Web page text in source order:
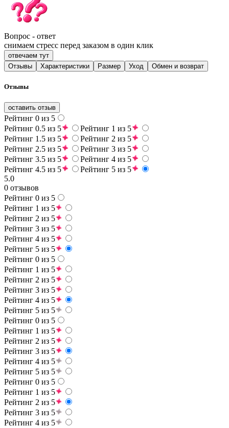
Вопрос - ответ
снимаем стресс перед заказом в один клик
отвечаем тут
Отзывы
Характеристики Размер Уход Обмен и возврат
Отзывы
оставить отзыв
Рейтинг 0 из 5
Рейтинг 0.5 из 5
Рейтинг 1 из 5
Рейтинг 1.5 из 5
Рейтинг 2 из 5
Рейтинг 2.5 из 5
Рейтинг 3 из 5
Рейтинг 3.5 из 5
Рейтинг 4 из 5
Рейтинг 4.5 из 5
Рейтинг 5 из 5
5.0
0 отзывов
Рейтинг 0 из 5
Рейтинг 1 из 5
Рейтинг 2 из 5
Рейтинг 3 из 5
Рейтинг 4 из 5
Рейтинг 5 из 5
Рейтинг 0 из 5
Рейтинг 1 из 5
Рейтинг 2 из 5
Рейтинг 3 из 5
Рейтинг 4 из 5
Рейтинг 5 из 5
Рейтинг 0 из 5
Рейтинг 1 из 5
Рейтинг 2 из 5
Рейтинг 3 из 5
Рейтинг 4 из 5
Рейтинг 5 из 5
Рейтинг 0 из 5
Рейтинг 1 из 5
Рейтинг 2 из 5
Рейтинг 3 из 5
Рейтинг 4 из 5